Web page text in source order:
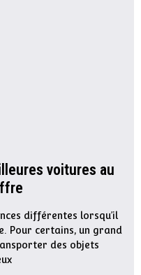
voitures au
différentes lorsqu’il
Pour certains, un grand
des objets